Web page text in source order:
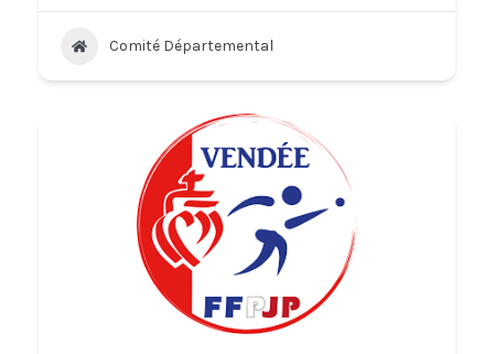
Comité Départemental